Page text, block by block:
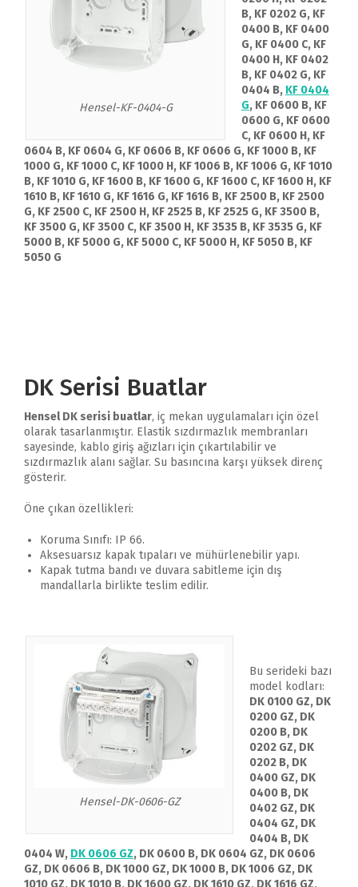
Hensel-KF-0404-G
B, KF 0202 G, KF
0400 B, KF 0400
G, KF 0400 C, KF
0400 H, KF 0402
B, KF 0402 G, KF
0404 B, KF 0404
G, KF 0600 B, KF
0600 G, KF 0600
C, KF 0600 H, KF
0604 B, KF 0604 G, KF 0606 B, KF 0606 G, KF 1000 B, KF
1000 G, KF 1000 C, KF 1000 H, KF 1006 B, KF 1006 G, KF 1010
B, KF 1010 G, KF 1600 B, KF 1600 G, KF 1600 C, KF 1600 H, KF
1610 B, KF 1610 G, KF 1616 G, KF 1616 B, KF 2500 B, KF 2500
G, KF 2500 C, KF 2500 H, KF 2525 B, KF 2525 G, KF 3500 B,
KF 3500 G, KF 3500 C, KF 3500 H, KF 3535 B, KF 3535 G, KF
5000 B, KF 5000 G, KF 5000 C, KF 5000 H, KF 5050 B, KF
5050 G
DK Serisi Buatlar
Hensel DK serisi buatlar, iç mekan uygulamaları için özel
olarak tasarlanmıştır. Elastik sızdırmazlık membranları
sayesinde, kablo giriş ağızları için çıkartılabilir ve
sızdırmazlık alanı sağlar. Su basıncına karşı yüksek direnç
gösterir.
Öne çıkan özellikleri:
Koruma Sınıfı: IP 66.
Aksesuarsız kapak tıpaları ve mühürlenebilir yapı.
Kapak tutma bandı ve duvara sabitleme için dış
mandallarla birlikte teslim edilir.
Hensel-DK-0606-GZ
Bu serideki bazı
model kodları:
DK 0100 GZ, DK
0200 GZ, DK
0200 B, DK
0202 GZ, DK
0202 B, DK
0400 GZ, DK
0400 B, DK
0402 GZ, DK
0404 GZ, DK
0404 B, DK
0404 W, DK 0606 GZ, DK 0600 B, DK 0604 GZ, DK 0606
GZ, DK 0606 B, DK 1000 GZ, DK 1000 B, DK 1006 GZ, DK
1010 GZ, DK 1010 B, DK 1600 GZ, DK 1610 GZ, DK 1616 GZ,